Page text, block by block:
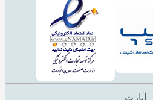
آپارت